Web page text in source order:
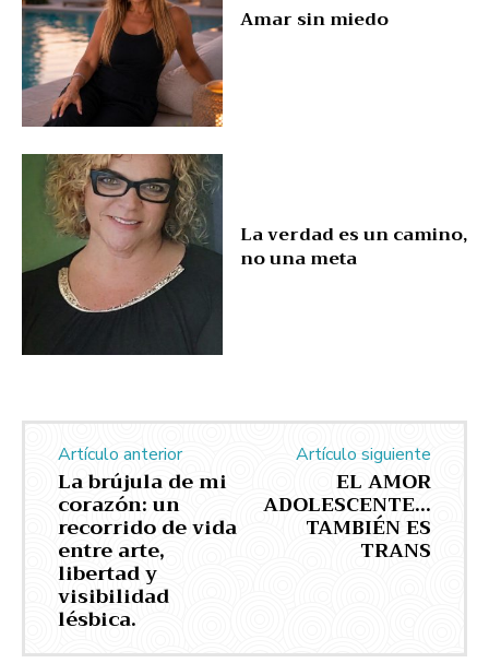
Amar sin miedo
La verdad es un camino,
no una meta
Artículo anterior
La brújula de mi
corazón: un
recorrido de vida
entre arte,
libertad y
visibilidad
lésbica.
Artículo siguiente
EL AMOR
ADOLESCENTE…
TAMBIÉN ES
TRANS